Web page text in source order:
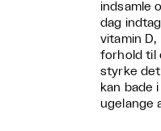
indsamle
dag
vitamin
forhold til
styrke det
kan bade
ugelange